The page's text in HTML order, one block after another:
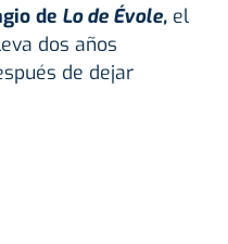
de Lo de Évole, el
dos años
de dejar